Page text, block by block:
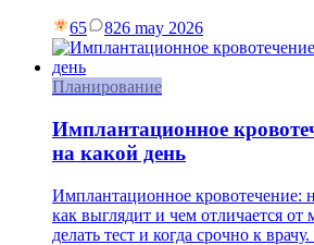
65 826 may 2026
Планирование
Имплантационное
на какой день
Имплантационное кровотечение:
как выглядит и чем отличается от
делать тест и когда срочно к